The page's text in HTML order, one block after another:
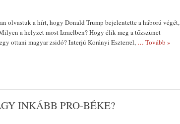
olvastuk a hírt, hogy Donald Trump bejelentette a háború végét,
a helyzet most Izraelben? Hogy élik meg a tűzszünet
ottani magyar zsidó? Interjú Korányi Eszterrel, … Tovább »
INKÁBB PRO-BÉKE?